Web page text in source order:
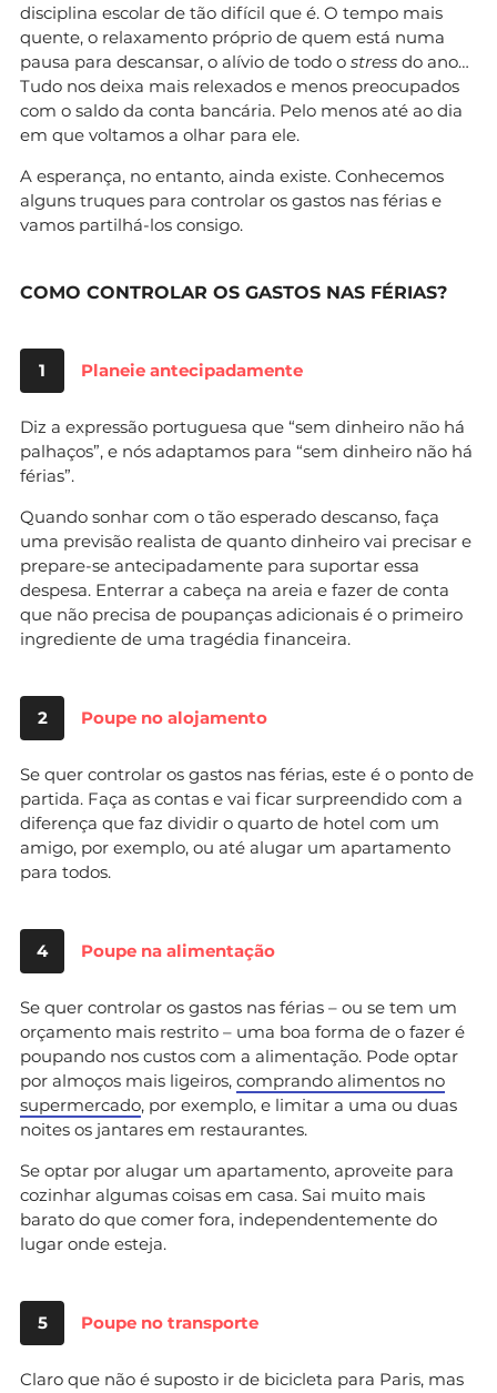
disciplina escolar de tão difícil que é. O tempo mais
quente, o relaxamento próprio de quem está numa
pausa para descansar, o alívio de todo o stress do ano…
Tudo nos deixa mais relexados e menos preocupados
com o saldo da conta bancária. Pelo menos até ao dia
em que voltamos a olhar para ele.
A esperança, no entanto, ainda existe. Conhecemos
alguns truques para controlar os gastos nas férias e
vamos partilhá-los consigo.
COMO CONTROLAR OS GASTOS NAS FÉRIAS?
1 Planeie antecipadamente
Diz a expressão portuguesa que “sem dinheiro não há
palhaços”, e nós adaptamos para “sem dinheiro não há
férias”.
Quando sonhar com o tão esperado descanso, faça
uma previsão realista de quanto dinheiro vai precisar e
prepare-se antecipadamente para suportar essa
despesa. Enterrar a cabeça na areia e fazer de conta
que não precisa de poupanças adicionais é o primeiro
ingrediente de uma tragédia financeira.
2 Poupe no alojamento
Se quer controlar os gastos nas férias, este é o ponto de
partida. Faça as contas e vai ficar surpreendido com a
diferença que faz dividir o quarto de hotel com um
amigo, por exemplo, ou até alugar um apartamento
para todos.
4 Poupe na alimentação
Se quer controlar os gastos nas férias – ou se tem um
orçamento mais restrito – uma boa forma de o fazer é
poupando nos custos com a alimentação. Pode optar
por almoços mais ligeiros, comprando alimentos no
supermercado, por exemplo, e limitar a uma ou duas
noites os jantares em restaurantes.
Se optar por alugar um apartamento, aproveite para
cozinhar algumas coisas em casa. Sai muito mais
barato do que comer fora, independentemente do
lugar onde esteja.
5 Poupe no transporte
Claro que não é suposto ir de bicicleta para Paris, mas